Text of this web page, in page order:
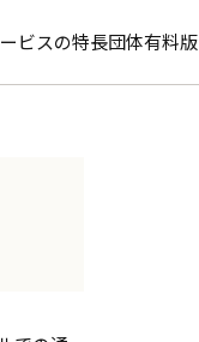
ビスの特長団体有料版